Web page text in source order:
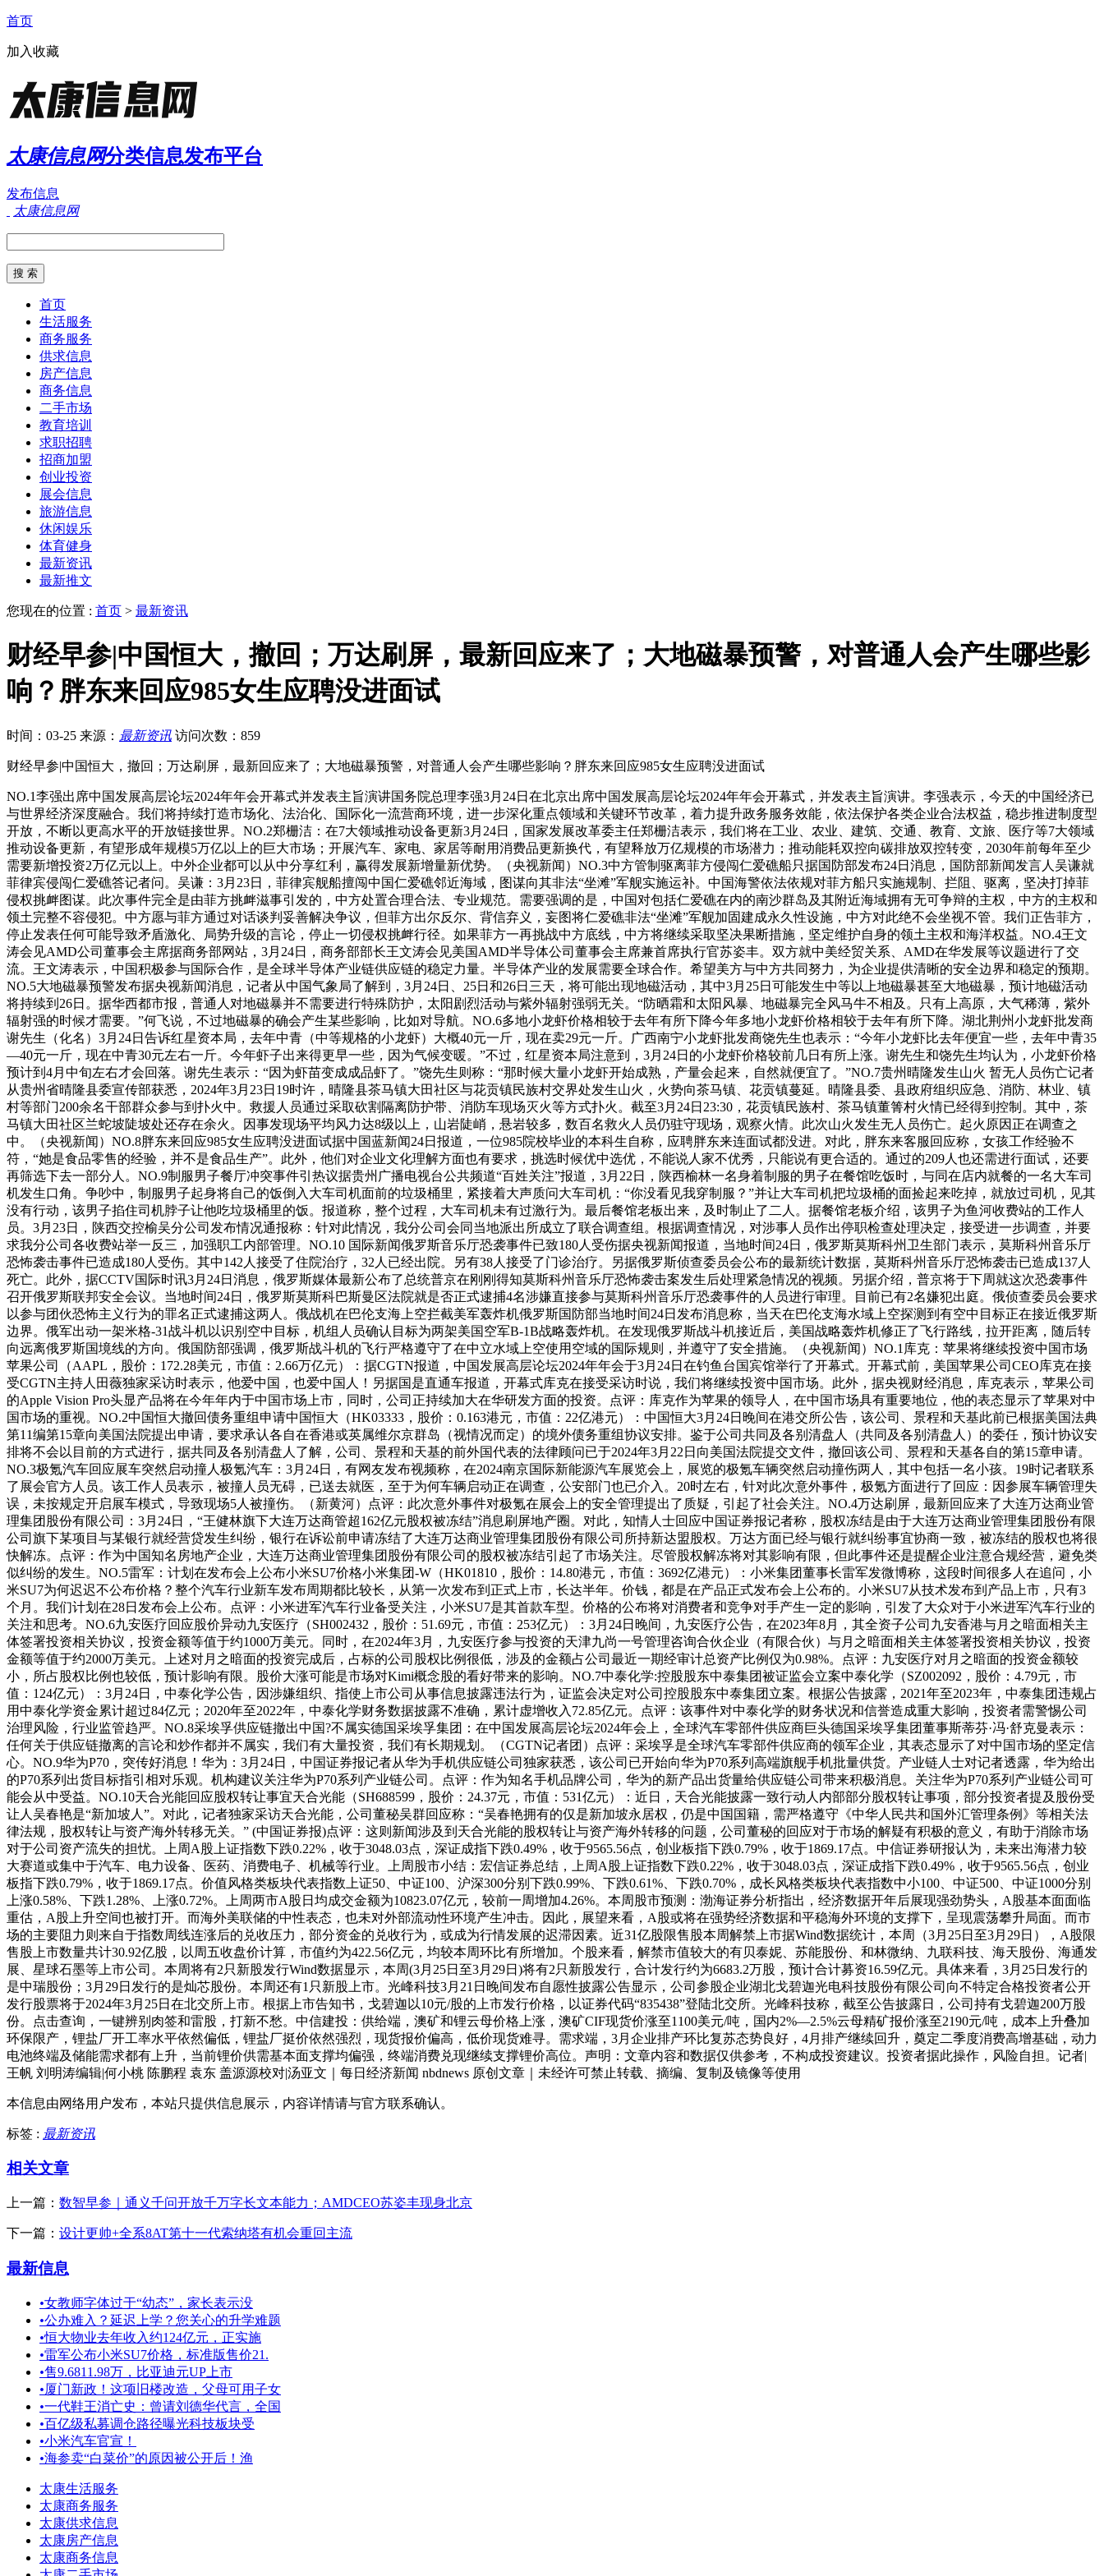
首页
加入收藏
太康信息网分类信息发布平台
发布信息
太康信息网
首页
生活服务
商务服务
供求信息
房产信息
商务信息
二手市场
教育培训
求职招聘
招商加盟
创业投资
展会信息
旅游信息
休闲娱乐
体育健身
最新资讯
最新推文
您现在的位置 : 首页 > 最新资讯
财经早参|中国恒大，撤回；万达刷屏，最新回应来了；大地磁暴预警，对普通人会产生哪些影
响？胖东来回应985女生应聘没进面试
时间：03-25 来源： 最新资讯 访问次数：859
财经早参|中国恒大，撤回；万达刷屏，最新回应来了；大地磁暴预警，对普通人会产生哪些影响？胖东来回应985女生应聘没进面试
NO.1李强出席中国发展高层论坛2024年年会开幕式并发表主旨演讲国务院总理李强3月24日在北京出席中国发展高层论坛2024年年会开幕式，并发表主旨演讲。李强表示，今天的中国经济已
与世界经济深度融合。我们将持续打造市场化、法治化、国际化一流营商环境，进一步深化重点领域和关键环节改革，着力提升政务服务效能，依法保护各类企业合法权益，稳步推进制度型
开放，不断以更高水平的开放链接世界。NO.2郑栅洁：在7大领域推动设备更新3月24日，国家发展改革委主任郑栅洁表示，我们将在工业、农业、建筑、交通、教育、文旅、医疗等7大领域
推动设备更新，有望形成年规模5万亿以上的巨大市场；开展汽车、家电、家居等耐用消费品更新换代，有望释放万亿规模的市场潜力；推动能耗双控向碳排放双控转变，2030年前每年至少
需要新增投资2万亿元以上。中外企业都可以从中分享红利，赢得发展新增量新优势。（央视新闻）NO.3中方管制驱离菲方侵闯仁爱礁船只据国防部发布24日消息，国防部新闻发言人吴谦就
菲律宾侵闯仁爱礁答记者问。吴谦：3月23日，菲律宾舰船擅闯中国仁爱礁邻近海域，图谋向其非法“坐滩”军舰实施运补。中国海警依法依规对菲方船只实施规制、拦阻、驱离，坚决打掉菲
侵权挑衅图谋。此次事件完全是由菲方挑衅滋事引发的，中方处置合理合法、专业规范。需要强调的是，中国对包括仁爱礁在内的南沙群岛及其附近海域拥有无可争辩的主权，中方的主权和
领土完整不容侵犯。中方愿与菲方通过对话谈判妥善解决争议，但菲方出尔反尔、背信弃义，妄图将仁爱礁非法“坐滩”军舰加固建成永久性设施，中方对此绝不会坐视不管。我们正告菲方，
停止发表任何可能导致矛盾激化、局势升级的言论，停止一切侵权挑衅行径。如果菲方一再挑战中方底线，中方将继续采取坚决果断措施，坚定维护自身的领土主权和海洋权益。NO.4王文
涛会见AMD公司董事会主席据商务部网站，3月24日，商务部部长王文涛会见美国AMD半导体公司董事会主席兼首席执行官苏姿丰。双方就中美经贸关系、AMD在华发展等议题进行了交
流。王文涛表示，中国积极参与国际合作，是全球半导体产业链供应链的稳定力量。半导体产业的发展需要全球合作。希望美方与中方共同努力，为企业提供清晰的安全边界和稳定的预期。
NO.5大地磁暴预警发布据央视新闻消息，记者从中国气象局了解到，3月24日、25日和26日三天，将可能出现地磁活动，其中3月25日可能发生中等以上地磁暴甚至大地磁暴，预计地磁活动
将持续到26日。据华西都市报，普通人对地磁暴并不需要进行特殊防护，太阳剧烈活动与紫外辐射强弱无关。“防晒霜和太阳风暴、地磁暴完全风马牛不相及。只有上高原，大气稀薄，紫外
辐射强的时候才需要。”何飞说，不过地磁暴的确会产生某些影响，比如对导航。NO.6多地小龙虾价格相较于去年有所下降今年多地小龙虾价格相较于去年有所下降。湖北荆州小龙虾批发商
谢先生（化名）3月24日告诉红星资本局，去年中青（中等规格的小龙虾）大概40元一斤，现在卖29元一斤。广西南宁小龙虾批发商饶先生也表示：“今年小龙虾比去年便宜一些，去年中青35
—40元一斤，现在中青30元左右一斤。今年虾子出来得更早一些，因为气候变暖。”不过，红星资本局注意到，3月24日的小龙虾价格较前几日有所上涨。谢先生和饶先生均认为，小龙虾价格
预计到4月中旬左右才会回落。谢先生表示：“因为虾苗变成成品虾了。”饶先生则称：“那时候大量小龙虾开始成熟，产量会起来，自然就便宜了。”NO.7贵州晴隆发生山火 暂无人员伤亡记者
从贵州省晴隆县委宣传部获悉，2024年3月23日19时许，晴隆县茶马镇大田社区与花贡镇民族村交界处发生山火，火势向茶马镇、花贡镇蔓延。晴隆县委、县政府组织应急、消防、林业、镇
村等部门200余名干部群众参与到扑火中。救援人员通过采取砍割隔离防护带、消防车现场灭火等方式扑火。截至3月24日23:30，花贡镇民族村、茶马镇董箐村火情已经得到控制。其中，茶
马镇大田社区兰蛇坡陡坡处还存在余火。因事发现场平均风力达8级以上，山岩陡峭，悬岩较多，数百名救火人员仍驻守现场，观察火情。此次山火发生无人员伤亡。起火原因正在调查之
中。（央视新闻）NO.8胖东来回应985女生应聘没进面试据中国蓝新闻24日报道，一位985院校毕业的本科生自称，应聘胖东来连面试都没进。对此，胖东来客服回应称，女孩工作经验不
符，“她是食品零售的经验，并不是食品生产”。此外，他们对企业文化理解方面也有要求，挑选时候优中选优，不能说人家不优秀，只能说有更合适的。通过的209人也还需进行面试，还要
再筛选下去一部分人。NO.9制服男子餐厅冲突事件引热议据贵州广播电视台公共频道“百姓关注”报道，3月22日，陕西榆林一名身着制服的男子在餐馆吃饭时，与同在店内就餐的一名大车司
机发生口角。争吵中，制服男子起身将自己的饭倒入大车司机面前的垃圾桶里，紧接着大声质问大车司机：“你没看见我穿制服？”并让大车司机把垃圾桶的面捡起来吃掉，就放过司机，见其
没有行动，该男子掐住司机脖子让他吃垃圾桶里的饭。报道称，整个过程，大车司机未有过激行为。最后餐馆老板出来，及时制止了二人。据餐馆老板介绍，该男子为鱼河收费站的工作人
员。3月23日，陕西交控榆吴分公司发布情况通报称：针对此情况，我分公司会同当地派出所成立了联合调查组。根据调查情况，对涉事人员作出停职检查处理决定，接受进一步调查，并要
求我分公司各收费站举一反三，加强职工内部管理。NO.10 国际新闻俄罗斯音乐厅恐袭事件已致180人受伤据央视新闻报道，当地时间24日，俄罗斯莫斯科州卫生部门表示，莫斯科州音乐厅
恐怖袭击事件已造成180人受伤。其中142人接受了住院治疗，32人已经出院。另有38人接受了门诊治疗。另据俄罗斯侦查委员会公布的最新统计数据，莫斯科州音乐厅恐怖袭击已造成137人
死亡。此外，据CCTV国际时讯3月24日消息，俄罗斯媒体最新公布了总统普京在刚刚得知莫斯科州音乐厅恐怖袭击案发生后处理紧急情况的视频。另据介绍，普京将于下周就这次恐袭事件
召开俄罗斯联邦安全会议。当地时间24日，俄罗斯莫斯科巴斯曼区法院就是否正式逮捕4名涉嫌直接参与莫斯科州音乐厅恐袭事件的人员进行审理。目前已有2名嫌犯出庭。俄侦查委员会要求
以参与团伙恐怖主义行为的罪名正式逮捕这两人。俄战机在巴伦支海上空拦截美军轰炸机俄罗斯国防部当地时间24日发布消息称，当天在巴伦支海水域上空探测到有空中目标正在接近俄罗斯
边界。俄军出动一架米格-31战斗机以识别空中目标，机组人员确认目标为两架美国空军B-1B战略轰炸机。在发现俄罗斯战斗机接近后，美国战略轰炸机修正了飞行路线，拉开距离，随后转
向远离俄罗斯国境线的方向。俄国防部强调，俄罗斯战斗机的飞行严格遵守了在中立水域上空使用空域的国际规则，并遵守了安全措施。（央视新闻）NO.1库克：苹果将继续投资中国市场
苹果公司（AAPL，股价：172.28美元，市值：2.66万亿元）：据CGTN报道，中国发展高层论坛2024年年会于3月24日在钓鱼台国宾馆举行了开幕式。开幕式前，美国苹果公司CEO库克在接
受CGTN主持人田薇独家采访时表示，他爱中国，也爱中国人！另据国是直通车报道，开幕式库克在接受采访时说，我们将继续投资中国市场。此外，据央视财经消息，库克表示，苹果公司
的Apple Vision Pro头显产品将在今年年内于中国市场上市，同时，公司正持续加大在华研发方面的投资。点评：库克作为苹果的领导人，在中国市场具有重要地位，他的表态显示了苹果对中
国市场的重视。NO.2中国恒大撤回债务重组申请中国恒大（HK03333，股价：0.163港元，市值：22亿港元）：中国恒大3月24日晚间在港交所公告，该公司、景程和天基此前已根据美国法典
第11编第15章向美国法院提出申请，要求承认各自在香港或英属维尔京群岛（视情况而定）的境外债务重组协议安排。鉴于公司共同及各别清盘人（共同及各别清盘人）的委任，预计协议安
排将不会以目前的方式进行，据共同及各别清盘人了解，公司、景程和天基的前外国代表的法律顾问已于2024年3月22日向美国法院提交文件，撤回该公司、景程和天基各自的第15章申请。
NO.3极氪汽车回应展车突然启动撞人极氪汽车：3月24日，有网友发布视频称，在2024南京国际新能源汽车展览会上，展览的极氪车辆突然启动撞伤两人，其中包括一名小孩。19时记者联系
了展会官方人员。该工作人员表示，被撞人员无碍，已送去就医，至于为何车辆启动正在调查，公安部门也已介入。20时左右，针对此次意外事件，极氪方面进行了回应：因参展车辆管理失
误，未按规定开启展车模式，导致现场5人被撞伤。（新黄河）点评：此次意外事件对极氪在展会上的安全管理提出了质疑，引起了社会关注。NO.4万达刷屏，最新回应来了大连万达商业管
理集团股份有限公司：3月24日，“王健林旗下大连万达商管超162亿元股权被冻结”消息刷屏地产圈。对此，知情人士回应中国证券报记者称，股权冻结是由于大连万达商业管理集团股份有限
公司旗下某项目与某银行就经营贷发生纠纷，银行在诉讼前申请冻结了大连万达商业管理集团股份有限公司所持新达盟股权。万达方面已经与银行就纠纷事宜协商一致，被冻结的股权也将很
快解冻。点评：作为中国知名房地产企业，大连万达商业管理集团股份有限公司的股权被冻结引起了市场关注。尽管股权解冻将对其影响有限，但此事件还是提醒企业注意合规经营，避免类
似纠纷的发生。NO.5雷军：计划在发布会上公布小米SU7价格小米集团-W（HK01810，股价：14.80港元，市值：3692亿港元）：小米集团董事长雷军发微博称，这段时间很多人在追问，小
米SU7为何迟迟不公布价格？整个汽车行业新车发布周期都比较长，从第一次发布到正式上市，长达半年。价钱，都是在产品正式发布会上公布的。小米SU7从技术发布到产品上市，只有3
个月。我们计划在28日发布会上公布。点评：小米进军汽车行业备受关注，小米SU7是其首款车型。价格的公布将对消费者和竞争对手产生一定的影响，引发了大众对于小米进军汽车行业的
关注和思考。NO.6九安医疗回应股价异动九安医疗（SH002432，股价：51.69元，市值：253亿元）：3月24日晚间，九安医疗公告，在2023年8月，其全资子公司九安香港与月之暗面相关主
体签署投资相关协议，投资金额等值于约1000万美元。同时，在2024年3月，九安医疗参与投资的天津九尚一号管理咨询合伙企业（有限合伙）与月之暗面相关主体签署投资相关协议，投资
金额等值于约2000万美元。上述对月之暗面的投资完成后，占标的公司股权比例很低，涉及的金额占公司最近一期经审计总资产比例仅为0.98%。点评：九安医疗对月之暗面的投资金额较
小，所占股权比例也较低，预计影响有限。股价大涨可能是市场对Kimi概念股的看好带来的影响。NO.7中泰化学:控股股东中泰集团被证监会立案中泰化学（SZ002092，股价：4.79元，市
值：124亿元）：3月24日，中泰化学公告，因涉嫌组织、指使上市公司从事信息披露违法行为，证监会决定对公司控股股东中泰集团立案。根据公告披露，2021年至2023年，中泰集团违规占
用中泰化学资金累计超过84亿元；2020年至2022年，中泰化学财务数据披露不准确，累计虚增收入72.85亿元。点评：该事件对中泰化学的财务状况和信誉造成重大影响，投资者需警惕公司
治理风险，行业监管趋严。NO.8采埃孚供应链撤出中国?不属实德国采埃孚集团：在中国发展高层论坛2024年会上，全球汽车零部件供应商巨头德国采埃孚集团董事斯蒂芬·冯·舒克曼表示：
任何关于供应链撤离的言论和炒作都并不属实，我们有大量投资，我们有长期规划。（CGTN记者团）点评：采埃孚是全球汽车零部件供应商的领军企业，其表态显示了对中国市场的坚定信
心。NO.9华为P70，突传好消息！华为：3月24日，中国证券报记者从华为手机供应链公司独家获悉，该公司已开始向华为P70系列高端旗舰手机批量供货。产业链人士对记者透露，华为给出
的P70系列出货目标指引相对乐观。机构建议关注华为P70系列产业链公司。点评：作为知名手机品牌公司，华为的新产品出货量给供应链公司带来积极消息。关注华为P70系列产业链公司可
能会从中受益。NO.10天合光能回应股权转让事宜天合光能（SH688599，股价：24.37元，市值：531亿元）：近日，天合光能披露一致行动人内部部分股权转让事项，部分投资者提及股份受
让人吴春艳是“新加坡人”。对此，记者独家采访天合光能，公司董秘吴群回应称：“吴春艳拥有的仅是新加坡永居权，仍是中国国籍，需严格遵守《中华人民共和国外汇管理条例》等相关法
律法规，股权转让与资产海外转移无关。” (中国证券报)点评：这则新闻涉及到天合光能的股权转让与资产海外转移的问题，公司董秘的回应对于市场的解疑有积极的意义，有助于消除市场
对于公司资产流失的担忧。上周A股上证指数下跌0.22%，收于3048.03点，深证成指下跌0.49%，收于9565.56点，创业板指下跌0.79%，收于1869.17点。中信证券研报认为，未来出海潜力较
大赛道或集中于汽车、电力设备、医药、消费电子、机械等行业。上周股市小结：宏信证券总结，上周A股上证指数下跌0.22%，收于3048.03点，深证成指下跌0.49%，收于9565.56点，创业
板指下跌0.79%，收于1869.17点。价值风格类板块代表指数上证50、中证100、沪深300分别下跌0.99%、下跌0.61%、下跌0.70%，成长风格类板块代表指数中小100、中证500、中证1000分别
上涨0.58%、下跌1.28%、上涨0.72%。上周两市A股日均成交金额为10823.07亿元，较前一周增加4.26%。本周股市预测：渤海证券分析指出，经济数据开年后展现强劲势头，A股基本面面临
重估，A股上升空间也被打开。而海外美联储的中性表态，也未对外部流动性环境产生冲击。因此，展望来看，A股或将在强势经济数据和平稳海外环境的支撑下，呈现震荡攀升局面。而市
场的主要阻力则来自于指数周线连涨后的兑收压力，部分资金的兑收行为，或成为行情发展的迟滞因素。近31亿股限售股本周解禁上市据Wind数据统计，本周（3月25日至3月29日），A股限
售股上市数量共计30.92亿股，以周五收盘价计算，市值约为422.56亿元，均较本周环比有所增加。个股来看，解禁市值较大的有贝泰妮、苏能股份、和林微纳、九联科技、海天股份、海通发
展、星球石墨等上市公司。本周将有2只新股发行Wind数据显示，本周(3月25日至3月29日)将有2只新股发行，合计发行约为6683.2万股，预计合计募资16.59亿元。具体来看，3月25日发行的
是中瑞股份；3月29日发行的是灿芯股份。本周还有1只新股上市。光峰科技3月21日晚间发布自愿性披露公告显示，公司参股企业湖北戈碧迦光电科技股份有限公司向不特定合格投资者公开
发行股票将于2024年3月25日在北交所上市。根据上市告知书，戈碧迦以10元/股的上市发行价格，以证券代码“835438”登陆北交所。光峰科技称，截至公告披露日，公司持有戈碧迦200万股
份。点击查询，一键辨别肉签和雷股，打新不愁。中信建投：供给端，澳矿和锂云母价格上涨，澳矿CIF现货价涨至1100美元/吨，国内2%—2.5%云母精矿报价涨至2190元/吨，成本上升叠加
环保限产，锂盐厂开工率水平依然偏低，锂盐厂挺价依然强烈，现货报价偏高，低价现货难寻。需求端，3月企业排产环比复苏态势良好，4月排产继续回升，奠定二季度消费高增基础，动力
电池终端及储能需求都有上升，当前锂价供需基本面支撑均偏强，终端消费兑现继续支撑锂价高位。声明：文章内容和数据仅供参考，不构成投资建议。投资者据此操作，风险自担。记者|
王帆 刘明涛编辑|何小桃 陈鹏程 袁东 盖源源校对|汤亚文｜每日经济新闻 nbdnews 原创文章｜未经许可禁止转载、摘编、复制及镜像等使用
本信息由网络用户发布， 本站只提供信息展示，内容详情请与官方联系确认。
标签 : 最新资讯
相关文章
上一篇： 数智早参｜通义千问开放千万字长文本能力；AMDCEO苏姿丰现身北京
下一篇： 设计更帅+全系8AT第十一代索纳塔有机会重回主流
最新信息
•女教师字体过于“幼态”，家长表示没
•公办难入？延迟上学？您关心的升学难题
•恒大物业去年收入约124亿元，正实施
•雷军公布小米SU7价格，标准版售价21.
•售9.6811.98万，比亚迪元UP上市
•厦门新政！这项旧楼改造，父母可用子女
•一代鞋王消亡史：曾请刘德华代言，全国
•百亿级私募调仓路径曝光科技板块受
•小米汽车官宣！
•海参卖“白菜价”的原因被公开后！渔
太康生活服务
太康商务服务
太康供求信息
太康房产信息
太康商务信息